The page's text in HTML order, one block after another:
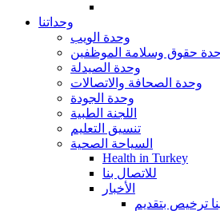
وحداتنا
وحدة الويب
حقوق وسلامة الموظفين
وحدة الصيدلة
وحدة الصحافة والاتصالات
وحدة الجودة
اللجنة الطبية
تنسيق التعليم
السياحة الصحية
Health in Turkey
للاتصال بنا
الأخبار
ترخيص بتقديم